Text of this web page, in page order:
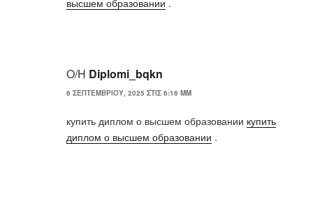
Ο/Η Diplomi_bqkn
6 ΣΕΠΤΕΜΒΡΊΟΥ, 2025 ΣΤΙΣ 6:16 ΜΜ
купить диплом о высшем образовании купить
диплом о высшем образовании .